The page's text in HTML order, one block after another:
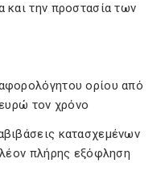
και την προστασία των
ορίου από
τον χρόνο
κατασχεμένων
πλήρης εξόφληση